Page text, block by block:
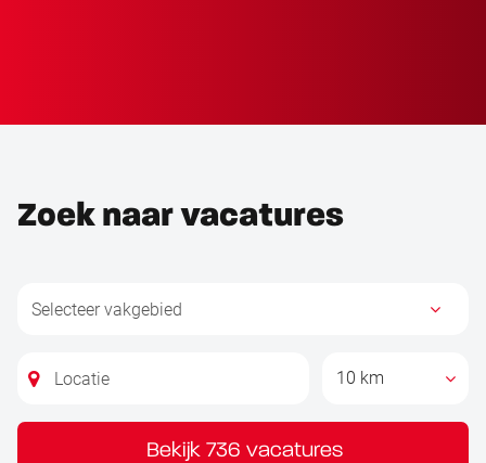
Zoek naar vacatures
10 km
Bekijk 736 vacatures